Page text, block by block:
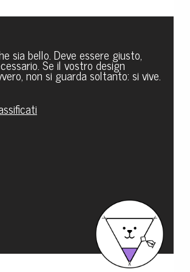
sia bello. Deve essere giusto,
Se il vostro design
non si guarda soltanto: si vive.